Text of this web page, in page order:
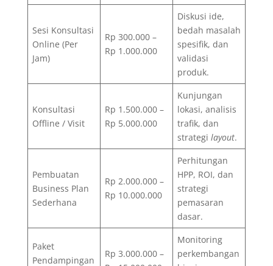
Sesi Konsultasi
Online (Per
Jam)
Rp 300.000 –
Rp 1.000.000
Diskusi ide,
bedah masalah
spesifik, dan
validasi
produk.
Konsultasi
Offline / Visit
Rp 1.500.000 –
Rp 5.000.000
Kunjungan
lokasi, analisis
trafik, dan
strategi layout.
Pembuatan
Business Plan
Sederhana
Rp 2.000.000 –
Rp 10.000.000
Perhitungan
HPP, ROI, dan
strategi
pemasaran
dasar.
Paket
Pendampingan
Rp 3.000.000 –
Monitoring
perkembangan